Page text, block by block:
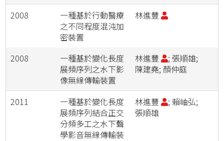
2008
一種基於行動醫療
之不同程度混沌加
密裝置
林進豐
2008
一種基於變化長度
展頻序列之水下影
像無線傳輸裝置
林進豐
; 張順雄;
陳建堯; 顏仲庭
2011
一種基於變化長度
展頻序列結合正交
分頻多工之水下聲
學影音無線傳輸裝
林進豐
; 賴岫弘;
張順雄